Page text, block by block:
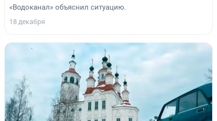
«Водоканал» объяснил ситуацию.
18 декабря